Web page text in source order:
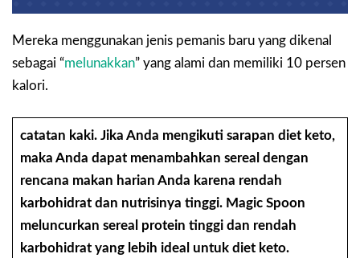
Mereka menggunakan jenis pemanis baru yang dikenal
sebagai “melunakkan” yang alami dan memiliki 10 persen
kalori.
catatan kaki. Jika Anda mengikuti sarapan diet keto,
maka Anda dapat menambahkan sereal dengan
rencana makan harian Anda karena rendah
karbohidrat dan nutrisinya tinggi. Magic Spoon
meluncurkan sereal protein tinggi dan rendah
karbohidrat yang lebih ideal untuk diet keto.